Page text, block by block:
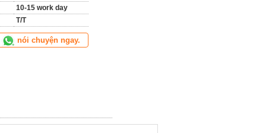
10-15 work day
T/T
nói chuyện ngay.